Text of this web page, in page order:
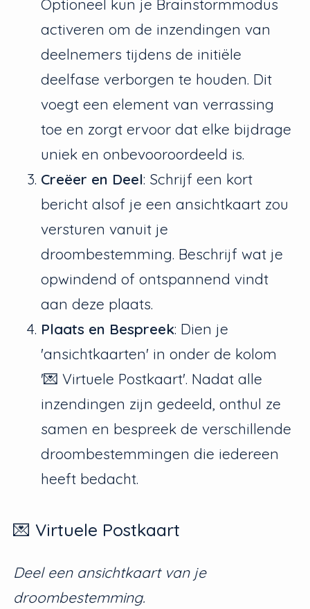
Optioneel kun je Brainstormmodus
activeren om de inzendingen van
deelnemers tijdens de initiële
deelfase verborgen te houden. Dit
voegt een element van verrassing
toe en zorgt ervoor dat elke bijdrage
uniek en onbevooroordeeld is.
Creëer en Deel: Schrijf een kort
bericht alsof je een ansichtkaart zou
versturen vanuit je
droombestemming. Beschrijf wat je
opwindend of ontspannend vindt
aan deze plaats.
Plaats en Bespreek: Dien je
'ansichtkaarten' in onder de kolom
'💌 Virtuele Postkaart'. Nadat alle
inzendingen zijn gedeeld, onthul ze
samen en bespreek de verschillende
droombestemmingen die iedereen
heeft bedacht.
💌 Virtuele Postkaart
Deel een ansichtkaart van je
droombestemming.